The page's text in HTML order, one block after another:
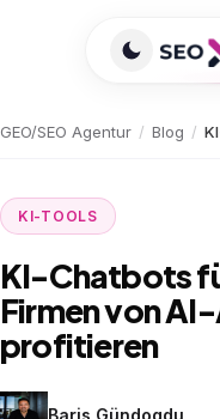
GEO/SEO Agentur / Blog /
KI-TOOLS
KI-Chatbots
Firmen von
profitieren
Baris Gündogdu